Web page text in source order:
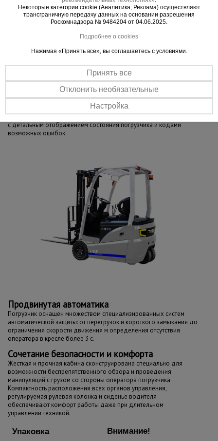
Важные преимущества –
эффективная работа
Сверхманевренныйь
Передний привод, широкие передние и задние шины, колесная
база 1490 мм - все это позволяет комфортно работать погрузчику
в ограниченном пространстве до 3,0 м.
Современные технологии
Даже в стандартной комплектации уже установлен МФУ-дисплей
с детальным отображением состояния погрузчика и кодами
возможных ошибок.
Продвинутая автоматика
Погрузчик оснащен множеством специализированных систем
автоматической защиты: от перегрузок и короткого замыкания до
ограничения скорости движения м определения отсутствия
оператора в кресле более 3 с.
Сочетание безопасности и комфорта
Жесткая и прочная кабина сконструирована специально для
возможности беспрепятственного обзора и проведения
манипуляций с грузом со стороны оператора погрузчика.
Компактность расположения всех органов управления,
регулируемая рулевая колонка и сиденье водителя
обеспечивают комфорт работы даже при длительном
управлении техникой.
Упаковка Внимание!
Некоторые категории cookie (Аналитика, Реклама) осуществляют
трансграничную передачу данных на основании разрешения
Роскомнадзора № 9484204 от 04.06.2025.
Подробнее о cookies
Нажимая «Принять все», вы соглашаетесь с условиями.
Принять все
Отклонить необязательные
Настройка